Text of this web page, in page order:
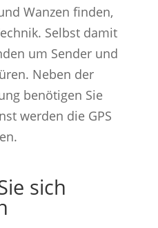
Wanzen finden,
Selbst damit
um Sender und
Neben der
benötigen Sie
werden die GPS
sich